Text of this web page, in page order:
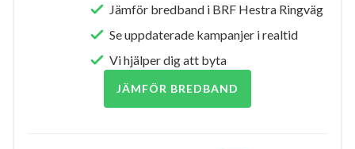
Jämför bredband i BRF Hestra Ringväg
Se uppdaterade kampanjer i realtid
Vi hjälper dig att byta
JÄMFÖR BREDBAND